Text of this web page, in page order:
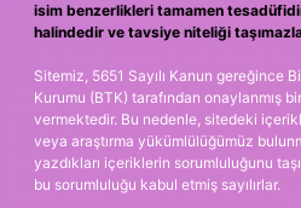
isim benzerlikleri tamamen
halindedir ve tavsiye niteliği
Sitemiz, 5651 Sayılı Kanun gereğince
Kurumu (BTK) tarafından onaylanmış
vermektedir. Bu nedenle, sitedeki
veya araştırma yükümlülüğümüz
yazdıkları içeriklerin sorumluluğunu
bu sorumluluğu kabul etmiş sayılırlar.